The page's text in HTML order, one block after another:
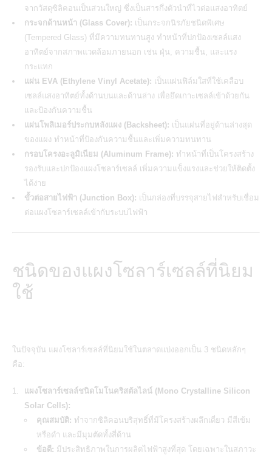
จากวัสดุซิลิคอนเป็นส่วนใหญ่ ซึ่งเป็นสารกึ่งตัวนำที่ไวต่อแสงอาทิตย์
กระจกด้านหน้า (Glass Cover): เป็นกระจกนิรภัยชนิดพิเศษ
(Tempered Glass) ที่มีความทนทานสูง ทำหน้าที่ปกป้องเซลล์แสง
อาทิตย์จากสภาพแวดล้อมภายนอก เช่น ฝุ่น, ความชื้น, และแรง
กระแทก
แผ่น EVA (Ethylene Vinyl Acetate): เป็นแผ่นฟิล์มใสที่ใช้เคลือบ
เซลล์แสงอาทิตย์ทั้งด้านบนและด้านล่าง เพื่อยึดเกาะเซลล์เข้าด้วยกัน
และป้องกันความชื้น
แผ่นโพลิเมอร์ประกบหลังแผง (Backsheet): เป็นแผ่นที่อยู่ด้านล่างสุด
ของแผง ทำหน้าที่ป้องกันความชื้นและเพิ่มความทนทาน
กรอบโครงอะลูมิเนียม (Aluminum Frame): ทำหน้าที่เป็นโครงสร้าง
รองรับและปกป้องแผงโซลาร์เซลล์ เพิ่มความแข็งแรงและช่วยให้ติดตั้ง
ได้ง่าย
ขั้วต่อสายไฟฟ้า (Junction Box): เป็นกล่องที่บรรจุสายไฟสำหรับเชื่อม
ต่อแผงโซลาร์เซลล์เข้ากับระบบไฟฟ้า
ชนิดของแผงโซลาร์เซลล์ที่นิยม
ใช้
ในปัจจุบัน แผงโซลาร์เซลล์ที่นิยมใช้ในตลาดแบ่งออกเป็น 3 ชนิดหลักๆ
คือ:
แผงโซลาร์เซลล์ชนิดโมโนคริสตัลไลน์ (Mono Crystalline Silicon
Solar Cells):
คุณสมบัติ: ทำจากซิลิคอนบริสุทธิ์ที่มีโครงสร้างผลึกเดี่ยว มีสีเข้ม
หรือดำ และมีมุมตัดทั้งสี่ด้าน
ข้อดี: มีประสิทธิภาพในการผลิตไฟฟ้าสูงที่สุด โดยเฉพาะในสภาวะ